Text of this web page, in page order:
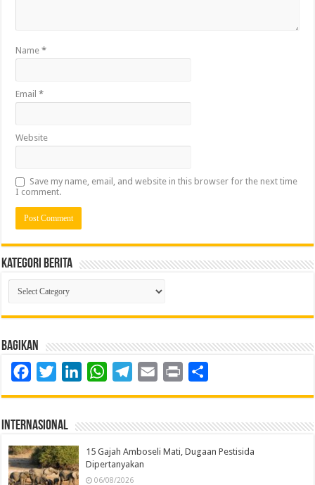
Name*
Email*
Website
Save my name, email, and website in this browser for the next time
I comment.
Kategori Berita
Kategori
Berita
Bagikan
FacebookTwitterLinkedInWhatsAppTelegram
Email Print
Internasional
15 Gajah Amboseli Mati, Dugaan Pestisida
Dipertanyakan
06/08/2026